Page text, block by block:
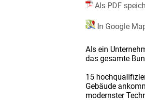
Als PDF
In Google
Als ein
das gesamte
15
Gebäude
modernster